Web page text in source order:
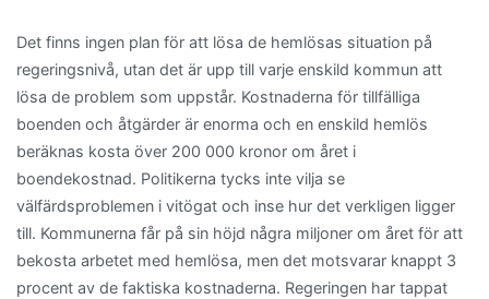
Det finns ingen plan för att lösa de hemlösas situation på
regeringsnivå, utan det är upp till varje enskild kommun att
lösa de problem som uppstår. Kostnaderna för tillfälliga
boenden och åtgärder är enorma och en enskild hemlös
beräknas kosta över 200 000 kronor om året i
boendekostnad. Politikerna tycks inte vilja se
välfärdsproblemen i vitögat och inse hur det verkligen ligger
till. Kommunerna får på sin höjd några miljoner om året för att
bekosta arbetet med hemlösa, men det motsvarar knappt 3
procent av de faktiska kostnaderna. Regeringen har tappat